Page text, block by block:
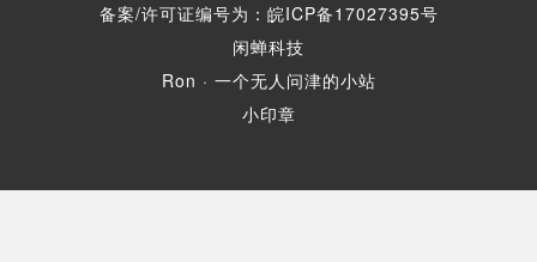
备案/许可证编号为：皖ICP备17027395号
闲蝉科技
Ron · 一个无人问津的小站
小印章